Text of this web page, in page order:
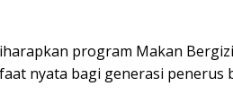
program Makan
nyata bagi generasi penerus